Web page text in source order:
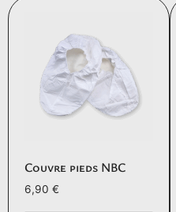
Couvre pieds NBC
6,90 €